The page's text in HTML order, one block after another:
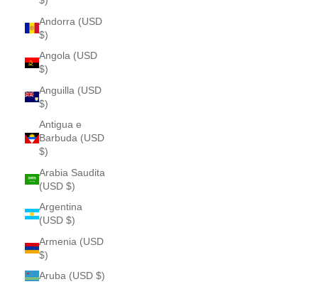
Andorra (USD
$)
Angola (USD
$)
Anguilla (USD
$)
Antigua e
Barbuda (USD
$)
Arabia Saudita
(USD $)
Argentina
(USD $)
Armenia (USD
$)
Aruba (USD $)